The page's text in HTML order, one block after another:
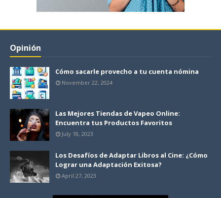
Opinión
Cómo sacarle provecho a tu cuenta nómina
November 22, 2024
Las Mejores Tiendas de Vapeo Online:
Encuentra tus Productos Favoritos
July 18, 2023
Los Desafíos de Adaptar Libros al Cine: ¿Cómo
Lograr una Adaptación Exitosa?
April 27, 2023